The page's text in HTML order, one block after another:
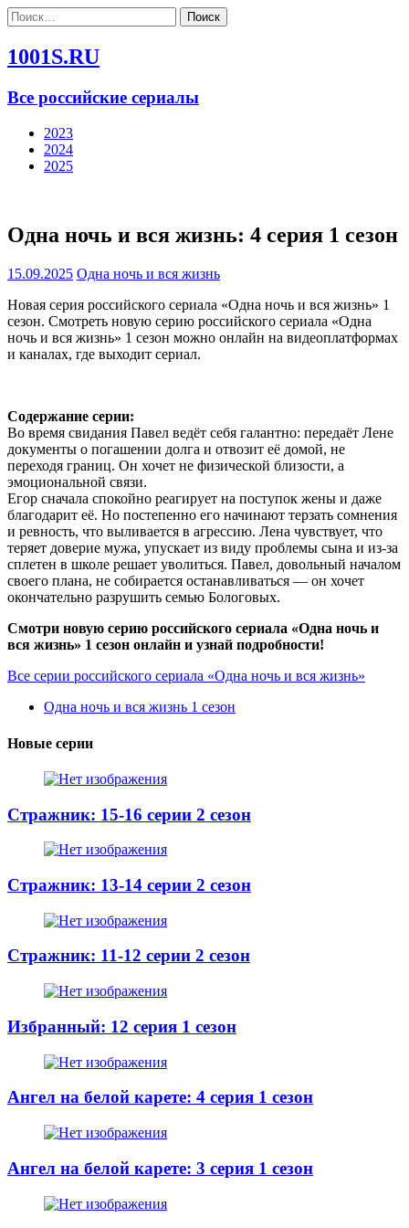
Найти:
1001S.RU
Все российские сериалы
2023
2024
2025
Одна ночь и вся жизнь: 4 серия 1 сезон
15.09.2025 Одна ночь и вся жизнь
Новая серия российского сериала «Одна ночь и вся жизнь» 1
сезон. Смотреть новую серию российского сериала «Одна
ночь и вся жизнь» 1 сезон можно онлайн на видеоплатформах
и каналах, где выходит сериал.
Содержание серии:
Во время свидания Павел ведёт себя галантно: передаёт Лене
документы о погашении долга и отвозит её домой, не
переходя границ. Он хочет не физической близости, а
эмоциональной связи.
Егор сначала спокойно реагирует на поступок жены и даже
благодарит её. Но постепенно его начинают терзать сомнения
и ревность, что выливается в агрессию. Лена чувствует, что
теряет доверие мужа, упускает из виду проблемы сына и из-за
сплетен в школе решает уволиться. Павел, довольный началом
своего плана, не собирается останавливаться — он хочет
окончательно разрушить семью Бологовых.
Смотри новую серию российского сериала «Одна ночь и
вся жизнь» 1 сезон онлайн и узнай подробности!
Все серии российского сериала «Одна ночь и вся жизнь»
Одна ночь и вся жизнь 1 сезон
Новые серии
Стражник: 15-16 серии 2 сезон
Стражник: 13-14 серии 2 сезон
Стражник: 11-12 серии 2 сезон
Избранный: 12 серия 1 сезон
Ангел на белой карете: 4 серия 1 сезон
Ангел на белой карете: 3 серия 1 сезон